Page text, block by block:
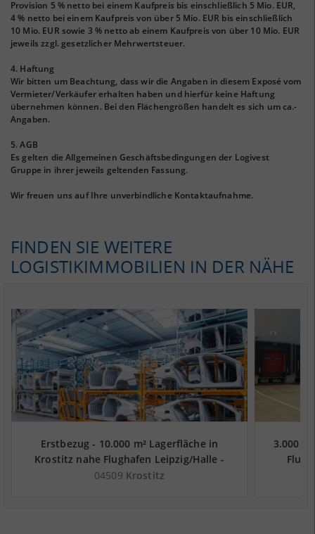
Provision 5 % netto bei einem Kaufpreis bis einschließlich 5 Mio. EUR,
4 % netto bei einem Kaufpreis von über 5 Mio. EUR bis einschließlich
10 Mio. EUR sowie 3 % netto ab einem Kaufpreis von über 10 Mio. EUR
jeweils zzgl. gesetzlicher Mehrwertsteuer.
4. Haftung
Wir bitten um Beachtung, dass wir die Angaben in diesem Exposé vom
Vermieter/Verkäufer erhalten haben und hierfür keine Haftung
übernehmen können. Bei den Flächengrößen handelt es sich um ca.-
Angaben.
5. AGB
Es gelten die Allgemeinen Geschäftsbedingungen der Logivest
Gruppe in ihrer jeweils geltenden Fassung.
Wir freuen uns auf Ihre unverbindliche Kontaktaufnahme.
FINDEN SIE WEITERE
LOGISTIKIMMOBILIEN IN DER NÄHE
Erstbezug - 10.000 m² Lagerfläche in
Krostitz nahe Flughafen Leipzig/Halle -
Landkreis Nordsachsen
04509 Krostitz
3.000